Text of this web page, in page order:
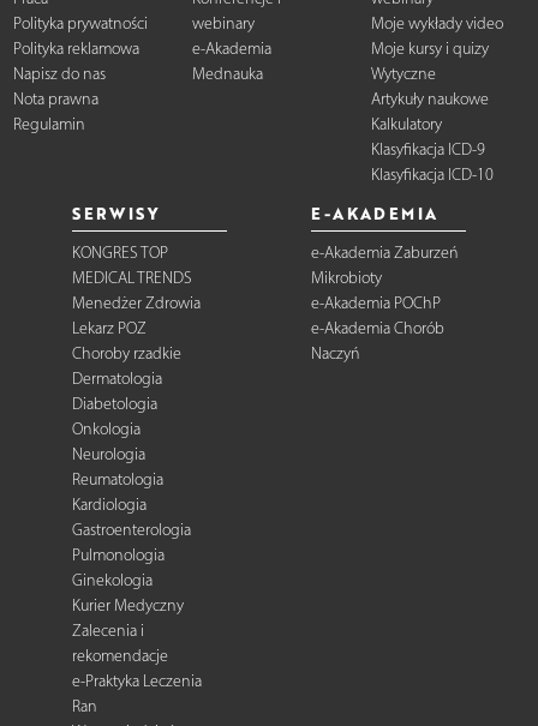
Polityka prywatności
Polityka reklamowa
Napisz do nas
Nota prawna
Regulamin
webinary
e-Akademia
Mednauka
Moje wykłady video
Moje kursy i quizy
Wytyczne
Artykuły naukowe
Kalkulatory
Klasyfikacja ICD-9
Klasyfikacja ICD-10
SERWISY
KONGRES TOP
MEDICAL TRENDS
Menedżer Zdrowia
Lekarz POZ
Choroby rzadkie
Dermatologia
Diabetologia
Onkologia
Neurologia
Reumatologia
Kardiologia
Gastroenterologia
Pulmonologia
Ginekologia
Kurier Medyczny
Zalecenia i
rekomendacje
e-Praktyka Leczenia
Ran
E-AKADEMIA
e-Akademia Zaburzeń
Mikrobioty
e-Akademia POChP
e-Akademia Chorób
Naczyń